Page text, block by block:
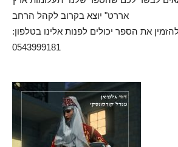
אררט" יוצא בקרוב לקהל הרחב
את הספר יכולים לפנות אלינו בטלפון:
0543999181